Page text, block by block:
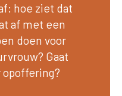
hoe ziet dat
af met een
doen voor
Gaat